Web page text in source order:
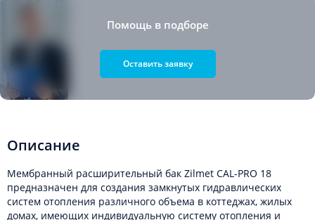
Помощь в подборе
Оставить заявку
Описание
Мембранный расширительный бак Zilmet CAL-PRO 18
предназначен для создания замкнутых гидравлических
систем отопления различного объема в коттеджах, жилых
домах, имеющих индивидуальную систему отопления и